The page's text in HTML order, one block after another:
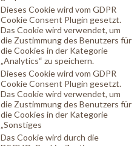
Dieses Cookie wird vom GDPR
Cookie Consent Plugin gesetzt.
Das Cookie wird verwendet, um
die Zustimmung des Benutzers für
die Cookies in der Kategorie
„Analytics“ zu speichern.
Dieses Cookie wird vom GDPR
Cookie Consent Plugin gesetzt.
Das Cookie wird verwendet, um
die Zustimmung des Benutzers für
die Cookies in der Kategorie
„Sonstiges
Das Cookie wird durch die